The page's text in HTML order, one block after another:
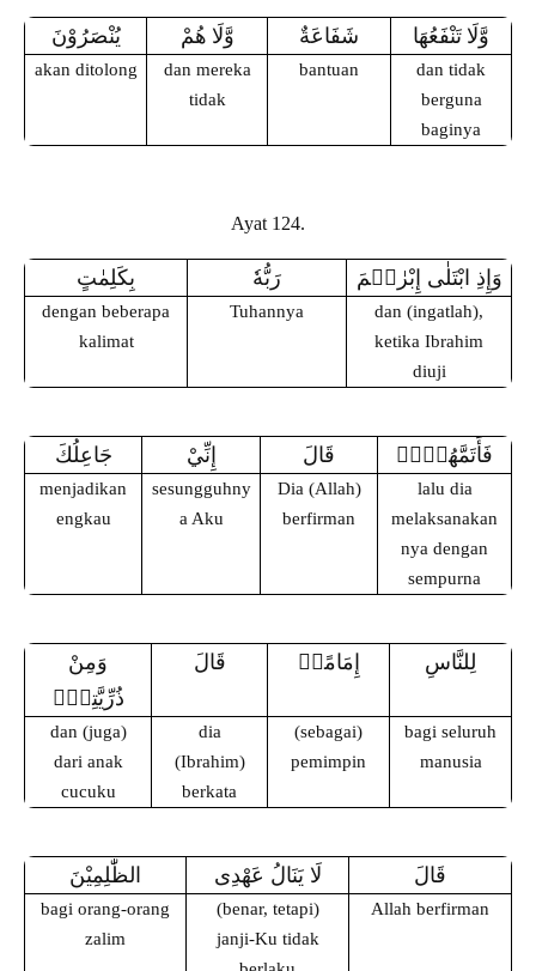
يُنْصَرُوْنَ وَّلَا هُمْ شَفَاعَةٌ وَّلَا تَنْفَعُهَا
akan ditolong
dan mereka
tidak
bantuan
dan tidak
berguna
baginya
Ayat 124.
بِكَلِمٰتٍ رَبُّهٗ وَإِذِ ابْتَلٰى إِبْرٰهٖمَ
dengan beberapa
kalimat
Tuhannya
dan (ingatlah),
ketika Ibrahim
diuji
جَاعِلُكَ إِنِّيْ قَالَ فَأَتَمَّهُنَّۗ
menjadikan
engkau
sesungguhny
a Aku
Dia (Allah)
berfirman
lalu dia
melaksanakan
nya dengan
sempurna
وَمِنْ
ذُرِّيَّتِيْۗ
قَالَ إِمَامًاۗ لِلنَّاسِ
dan (juga)
dari anak
cucuku
dia
(Ibrahim)
berkata
(sebagai)
pemimpin
bagi seluruh
manusia
الظّٰلِمِيْنَ لَا يَنَالُ عَهْدِى قَالَ
bagi orang-orang
zalim
(benar, tetapi)
janji-Ku tidak
Allah berfirman